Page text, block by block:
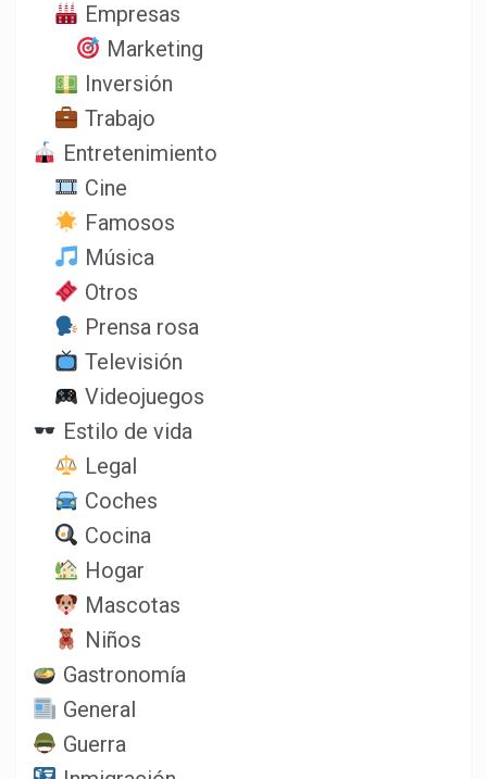
Empresas
Marketing
Inversión
Trabajo
Entretenimiento
Cine
Famosos
Música
Otros
Prensa rosa
Televisión
Videojuegos
Estilo de vida
Legal
Coches
Cocina
Hogar
Mascotas
Niños
Gastronomía
General
Guerra